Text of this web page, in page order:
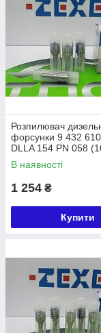
Розпилювач
форсунки 9 432
DLLA 154 PN 058
0580) ZEXEL ISUZU
В наявності
1 254 ₴
Купити